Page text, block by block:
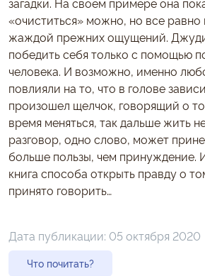
«очиститься» можно, но все равно
жаждой прежних ощущений.
победить себя только с помощью
человека. И возможно, именно
повлияли на то, что в голове
произошел щелчок, говорящий о
время меняться, так дальше жить
разговор, одно слово, может
больше пользы, чем принуждение.
книга способа открыть правду о
принято говорить…
Дата публикации: 05 октября 2020
Что почитать?